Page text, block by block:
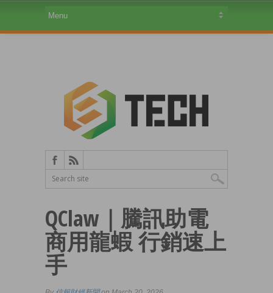
QClaw｜騰訊助電
商用龍蝦 行銷速上
手